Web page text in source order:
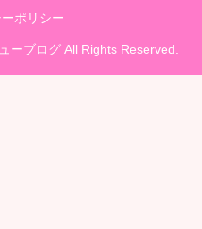
ポリシー
ーブログ All Rights Reserved.